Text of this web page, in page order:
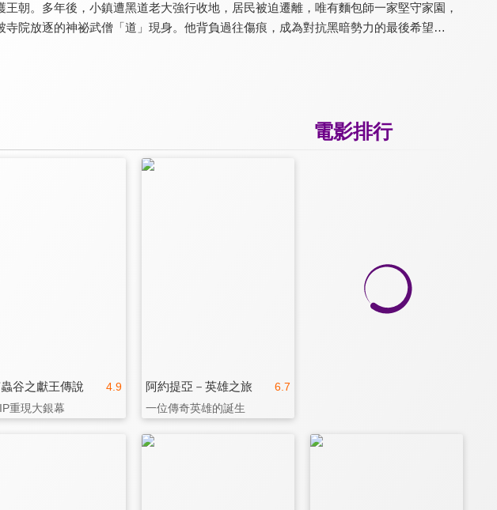
朝。多年後，小鎮遭黑道老大強行收地，居民被迫遷離，唯有麵包師一家堅守家園，
院放逐的神祕武僧「道」現身。他背負過往傷痕，成為對抗黑暗勢力的最後希望…
電影排行
4.9
谷之獻王傳說
重現大銀幕
6.7
阿約提亞－英雄之旅
一位傳奇英雄的誕生